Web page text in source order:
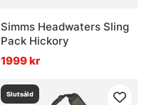
Simms Headwaters Sling
Pack Hickory
1999 kr
Slutsåld